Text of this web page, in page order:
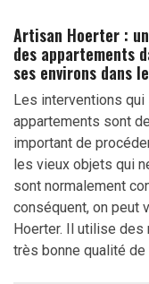
Artisan Hoerter :
des appartements
ses environs dans
Les interventions
appartements sont
important de
les vieux objets qui
sont normalement
conséquent, on peut
Hoerter. Il utilise des
très bonne qualité de